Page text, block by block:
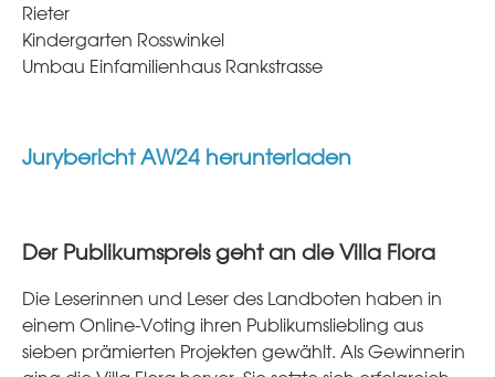
Rieter
Kindergarten Rosswinkel
Umbau Einfamilienhaus Rankstrasse
Jurybericht AW24 herunterladen
Der Publikumspreis geht an die Villa Flora
Die Leserinnen und Leser des Landboten haben in
einem Online-Voting ihren Publikumsliebling aus
sieben prämierten Projekten gewählt. Als Gewinnerin